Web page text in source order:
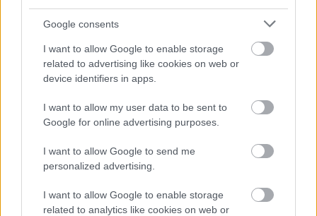
Google consents
I want to allow Google to enable storage
related to advertising like cookies on web or
device identifiers in apps.
I want to allow my user data to be sent to
Google for online advertising purposes.
I want to allow Google to send me
personalized advertising.
I want to allow Google to enable storage
related to analytics like cookies on web or